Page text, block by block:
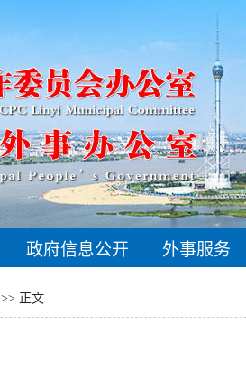
政府信息公开 外事服务
>> 正文